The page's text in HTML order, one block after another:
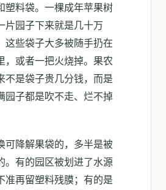
塑料袋。一棵成年苹果树
片园子下来就是几十万
这些袋子大多被随手扔在
，或者一把火烧掉。果农
不是袋子贵几分钱，而是
园子都是吹不走、烂不掉
可降解果袋的，多半是被
。有的园区被划进了水源
准再留塑料残膜；有的是